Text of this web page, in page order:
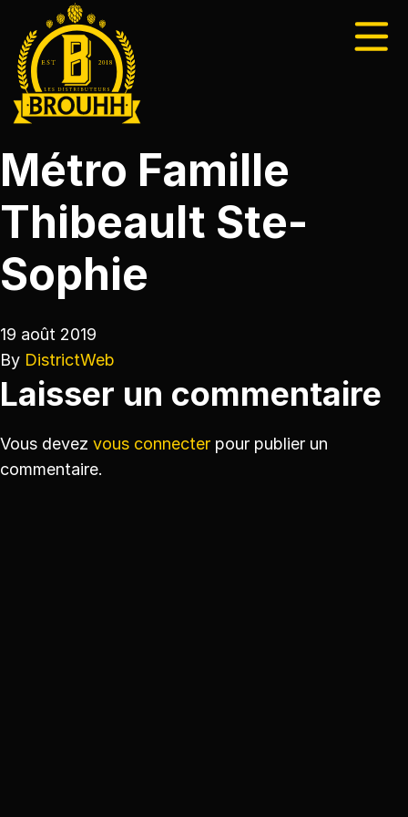
Métro Famille
Thibeault Ste-
Sophie
19 août 2019
By DistrictWeb
Laisser un commentaire
Vous devez vous connecter pour publier un
commentaire.